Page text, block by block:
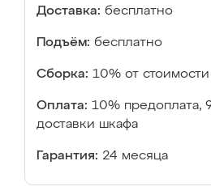
Доставка: бесплатно
Подъём: бесплатно
Сборка: 10% от стоимости
Оплата: 10% предоплата,
доставки шкафа
Гарантия: 24 месяца